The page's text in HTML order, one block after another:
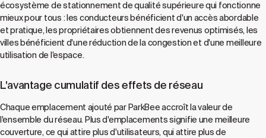
écosystème de stationnement de qualité supérieure qui fonctionne
mieux pour tous : les conducteurs bénéficient d'un accès abordable
et pratique, les propriétaires obtiennent des revenus optimisés, les
villes bénéficient d'une réduction de la congestion et d'une meilleure
utilisation de l'espace.
L'avantage cumulatif des effets de réseau
Chaque emplacement ajouté par ParkBee accroît la valeur de
l'ensemble du réseau. Plus d'emplacements signifie une meilleure
couverture, ce qui attire plus d'utilisateurs, qui attire plus de